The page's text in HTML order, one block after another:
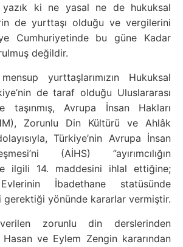
yazık ki ne yasal ne de hukuksal
de yurttaşı olduğu ve vergilerini
Cumhuriyetinde bu güne Kadar
değildir.
yurttaşlarımızın Hukuksal
de taraf olduğu Uluslararası
taşınmış, Avrupa İnsan Hakları
Zorunlu Din Kültürü ve Ahlâk
Türkiye’nin Avrupa İnsan
(AİHS) ”ayırımcılığın
ilgili 14. maddesini ihlal ettiğine;
İbadethane statüsünde
gerektiği yönünde kararlar vermiştir.
zorunlu din derslerinden
ve Eylem Zengin kararından